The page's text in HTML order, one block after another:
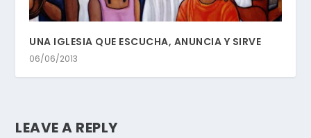
UNA IGLESIA QUE ESCUCHA, ANUNCIA Y SIRVE
06/06/2013
LEAVE A REPLY